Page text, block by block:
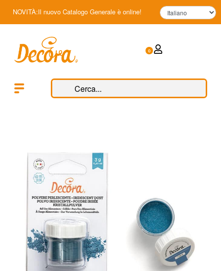
NOVITÀ:Il nuovo Catalogo Generale è online!
0